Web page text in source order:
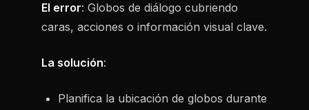
El error: Globos de diálogo cubriendo
caras, acciones o información visual clave.
La solución:
Planifica la ubicación de globos durante